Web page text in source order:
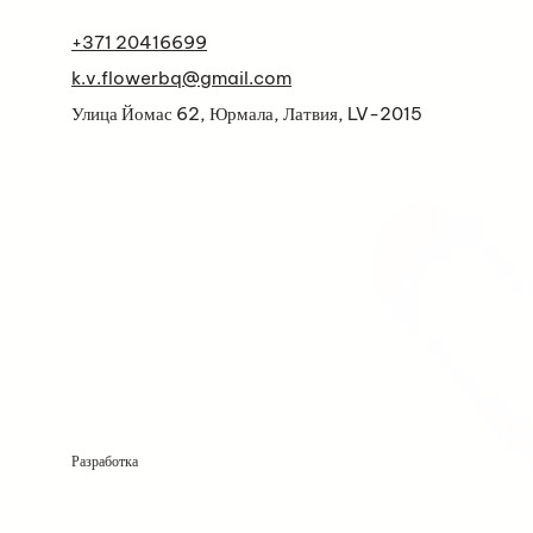
+371 20416699
k.v.flowerbq@gmail.com
Улица Йомас 62, Юрмала, Латвия, LV-2015
Разработка